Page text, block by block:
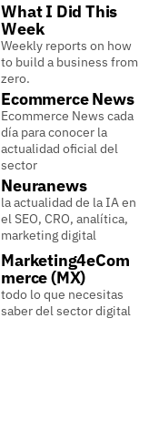
What I Did This
Week
Weekly reports on how
to build a business from
zero.
Ecommerce News
Ecommerce News cada
día para conocer la
actualidad oficial del
sector
Neuranews
la actualidad de la IA en
el SEO, CRO, analítica,
marketing digital
Marketing4eCom
merce (MX)
todo lo que necesitas
saber del sector digital